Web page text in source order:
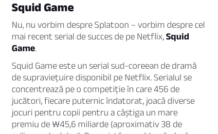
Squid Game
Nu, nu vorbim despre Splatoon – vorbim despre cel
mai recent serial de succes de pe Netflix,Squid
Game.
Squid Game este un serial sud-coreean de dramă
de supraviețuire disponibil pe Netflix. Serialul se
concentrează pe o competiție în care 456 de
jucători, fiecare puternic îndatorat, joacă diverse
jocuri pentru copii pentru a câștiga un mare
premiu de ₩45,6 miliarde (aproximativ 38 de